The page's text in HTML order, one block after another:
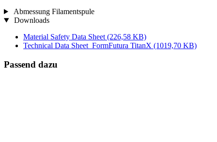
Abmessung Filamentspule
Downloads
Material Safety Data Sheet (226,58 KB)
Technical Data Sheet_FormFutura TitanX (1019,70 KB)
Passend dazu